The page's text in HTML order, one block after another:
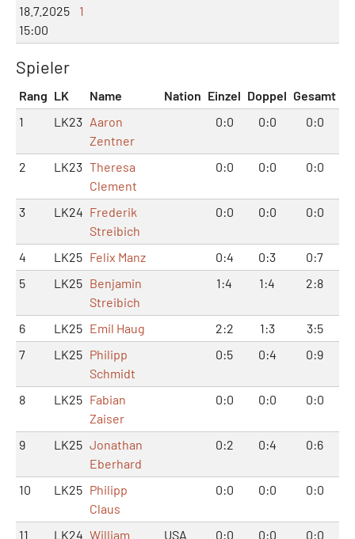
18.7.2025
15:00
1
Spieler
Rang LK Name Nation Einzel Doppel Gesamt
1
LK23 Aaron
Zentner
0:0 0:0 0:0
2 LK23 Theresa
Clement
0:0 0:0 0:0
3 LK24 Frederik
Streibich
0:0 0:0 0:0
4 LK25 Felix Manz 0:4 0:3
0:7
5
LK25 Benjamin
Streibich
1:4 1:4 2:8
6 LK25 Emil Haug 2:2 1:3
3:5
7
LK25 Philipp
Schmidt
0:5 0:4 0:9
8 LK25 Fabian
Zaiser
0:0 0:0 0:0
9 LK25 Jonathan
Eberhard
0:2 0:4 0:6
10 LK25 Philipp
Claus
0:0 0:0 0:0
11 LK24 William
USA 0:0 0:0 0:0